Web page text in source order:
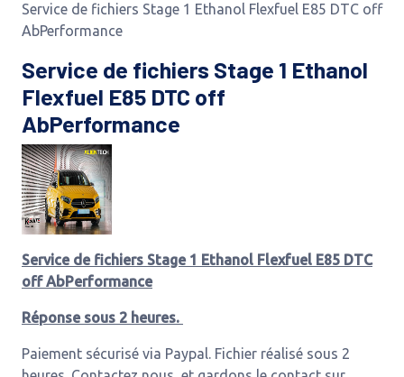
Service de fichiers Stage 1 Ethanol Flexfuel E85 DTC off
AbPerformance
Service de fichiers Stage 1 Ethanol
Flexfuel E85 DTC off
AbPerformance
Service de fichiers Stage 1 Ethanol Flexfuel E85 DTC
off AbPerformance
Réponse sous 2 heures.
Paiement sécurisé via Paypal. Fichier réalisé sous 2